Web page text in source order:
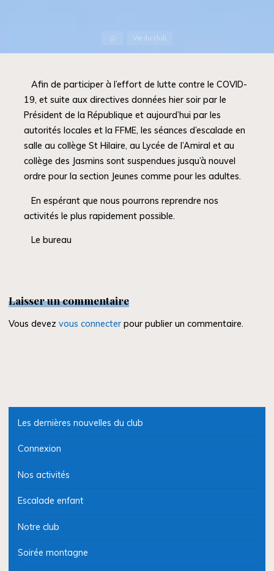
AccueilVie du club
Afin de participer à l’effort de lutte contre le COVID-
19, et suite aux directives données hier soir par le
Président de la République et aujourd’hui par les
autorités locales et la FFME, les séances d’escalade en
salle au collège St Hilaire, au Lycée de l’Amiral et au
collège des Jasmins sont suspendues jusqu’à nouvel
ordre pour la section Jeunes comme pour les adultes.
En espérant que nous pourrons reprendre nos
activités le plus rapidement possible.
Le bureau
Laisser un commentaire
Vous devezvous connecter pour publier un commentaire.
Les dernières nouvelles du club
Connexion
Nos activités
Escalade enfant
Notre club
Soirée montagne